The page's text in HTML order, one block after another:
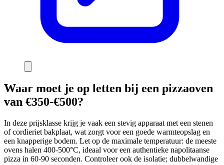
Waar moet je op letten bij een pizzaoven
van €350-€500?
In deze prijsklasse krijg je vaak een stevig apparaat met een stenen
of cordieriet bakplaat, wat zorgt voor een goede warmteopslag en
een knapperige bodem. Let op de maximale temperatuur: de meeste
ovens halen 400-500°C, ideaal voor een authentieke napolitaanse
pizza in 60-90 seconden. Controleer ook de isolatie; dubbelwandige